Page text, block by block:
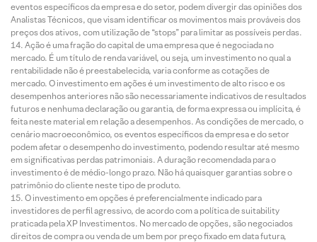
eventos específicos da empresa e do setor, podem divergir das opiniões dos
Analistas Técnicos, que visam identificar os movimentos mais prováveis dos
preços dos ativos, com utilização de “stops” para limitar as possíveis perdas.
Ação é uma fração do capital de uma empresa que é negociada no
mercado. É um título de renda variável, ou seja, um investimento no qual a
rentabilidade não é preestabelecida, varia conforme as cotações de
mercado. O investimento em ações é um investimento de alto risco e os
desempenhos anteriores não são necessariamente indicativos de resultados
futuros e nenhuma declaração ou garantia, de forma expressa ou implícita, é
feita neste material em relação a desempenhos. As condições de mercado, o
cenário macroeconômico, os eventos específicos da empresa e do setor
podem afetar o desempenho do investimento, podendo resultar até mesmo
em significativas perdas patrimoniais. A duração recomendada para o
investimento é de médio-longo prazo. Não há quaisquer garantias sobre o
patrimônio do cliente neste tipo de produto.
O investimento em opções é preferencialmente indicado para
investidores de perfil agressivo, de acordo com a política de suitability
praticada pela XP Investimentos. No mercado de opções, são negociados
direitos de compra ou venda de um bem por preço fixado em data futura,